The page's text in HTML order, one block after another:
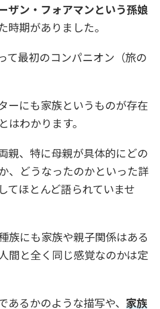
ザン・フォアマンという孫娘
時期がありました。
て最初のコンパニオン（旅の
ーにも家族というものが存在
はわかります。
親、特に母親が具体的にどの
、どうなったのかといった詳
てほとんど語られていませ
族にも家族や親子関係はある
間と全く同じ感覚なのかは定
あるかのような描写や、 家族